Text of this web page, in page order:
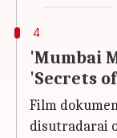
4
'Mumbai
'Secrets
Film
disutradarai